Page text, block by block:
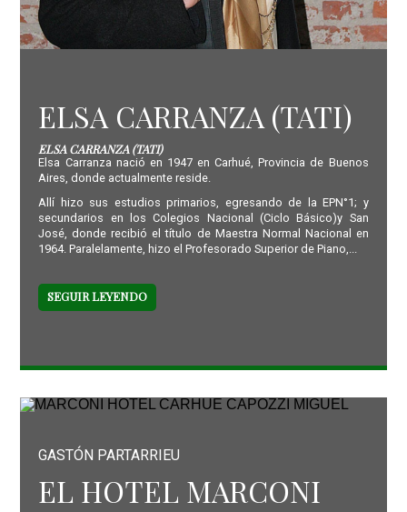
ELSA CARRANZA (TATI)
ELSA CARRANZA (TATI)
Elsa Carranza nació en 1947 en Carhué, Provincia de Buenos
Aires, donde actualmente reside.
Allí hizo sus estudios primarios, egresando de la EPN°1; y
secundarios en los Colegios Nacional (Ciclo Básico)y San
José, donde recibió el título de Maestra Normal Nacional en
1964. Paralelamente, hizo el Profesorado Superior de Piano,...
SEGUIR LEYENDO
GASTÓN PARTARRIEU
EL HOTEL MARCONI